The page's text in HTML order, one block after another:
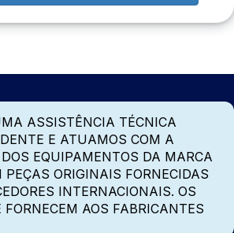
ASSISTÊNCIA TÉCNICA
E ATUAMOS COM A
EQUIPAMENTOS DA MARCA
PEÇAS ORIGINAIS FORNECIDAS
INTERNACIONAIS. OS
FORNECEM AOS FABRICANTES